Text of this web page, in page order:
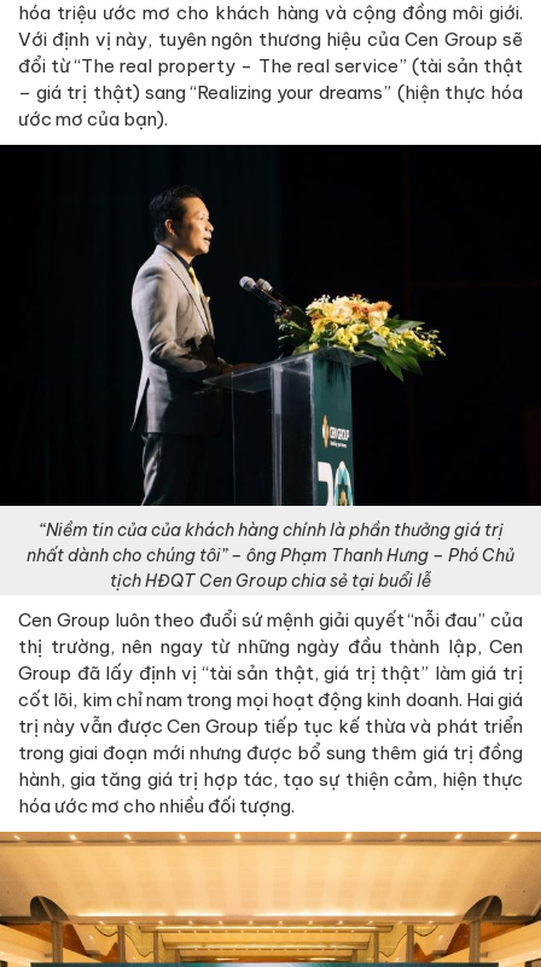
hóa triệu ước mơ cho khách hàng và cộng đồng môi giới.
Với định vị này, tuyên ngôn thương hiệu của Cen Group sẽ
đổi từ “The real property - The real service” (tài sản thật
– giá trị thật) sang “Realizing your dreams” (hiện thực hóa
ước mơ của bạn).
“Niềm tin của của khách hàng chính là phần thưởng giá trị
nhất dành cho chúng tôi” – ông Phạm Thanh Hưng – Phó Chủ
tịch HĐQT Cen Group chia sẻ tại buổi lễ
Cen Group luôn theo đuổi sứ mệnh giải quyết “nỗi đau” của
thị trường, nên ngay từ những ngày đầu thành lập, Cen
Group đã lấy định vị “tài sản thật, giá trị thật” làm giá trị
cốt lõi, kim chỉ nam trong mọi hoạt động kinh doanh. Hai giá
trị này vẫn được Cen Group tiếp tục kế thừa và phát triển
trong giai đoạn mới nhưng được bổ sung thêm giá trị đồng
hành, gia tăng giá trị hợp tác, tạo sự thiện cảm, hiện thực
hóa ước mơ cho nhiều đối tượng.